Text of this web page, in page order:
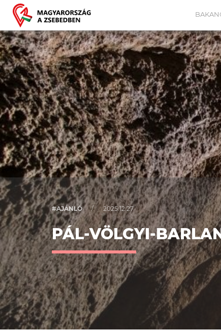
#AJÁNLÓ / 2025.12.27.
PÁL-VÖLGYI-